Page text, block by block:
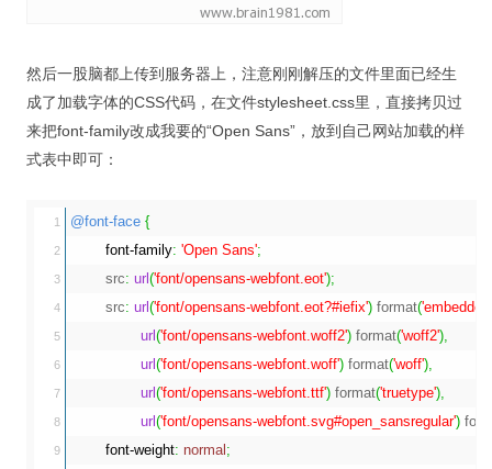
然后一股脑都上传到服务器上，注意刚刚解压的文件里面已经生
成了加载字体的CSS代码，在文件stylesheet.css里，直接拷贝过
来把font-family改成我要的“Open Sans”，放到自己网站加载的样
式表中即可：
1
2
3
4
5
6
7
8
9
@font-face {
font-family: 'Open Sans';
	src
: url ('font/opensans-webfont.eot');
	src
: url ('font/opensans-webfont.eot?#iefix') format(
url ('font/opensans-webfont.woff2') format('woff2'),
url ('font/opensans-webfont.woff') format('woff'),
url ('font/opensans-webfont.ttf') format('truetype'),
url ('font/opensans-webfont.svg#open_sansregular')
font-weight: normal ;